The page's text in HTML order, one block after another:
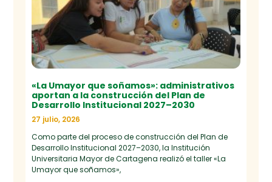
«La Umayor que soñamos»: administrativos
aportan a la construcción del Plan de
Desarrollo Institucional 2027–2030
27 julio, 2026
Como parte del proceso de construcción del Plan de
Desarrollo Institucional 2027–2030, la Institución
Universitaria Mayor de Cartagena realizó el taller «La
Umayor que soñamos»,